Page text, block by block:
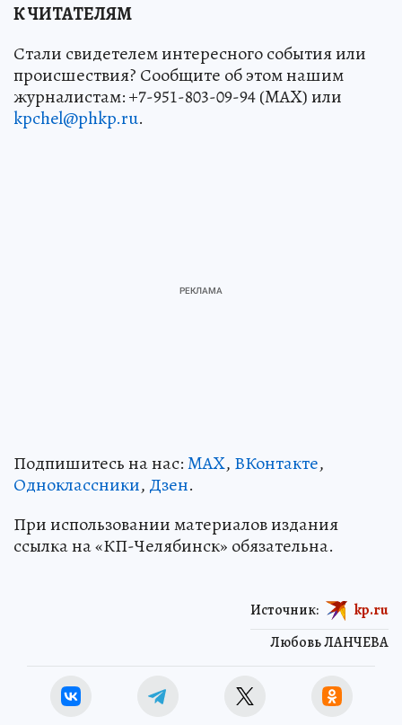
К ЧИТАТЕЛЯМ
Стали свидетелем интересного события или
происшествия? Сообщите об этом нашим
журналистам: +7-951-803-09-94 (MAX) или
kpchel@phkp.ru.
Подпишитесь на нас:MAX, ВКонтакте,
Одноклассники, Дзен.
При использовании материалов издания
ссылка на «КП-Челябинск» обязательна.
Любовь ЛАНЧЕВА
Источник: kp.ru